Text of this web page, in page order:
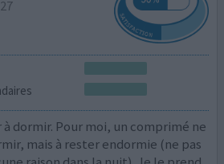
dormir. Pour moi, un comprimé ne
mais à rester endormie (ne pas